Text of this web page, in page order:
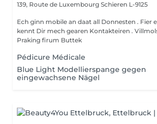
139, Route de Luxembourg Schieren L-9125
Ech ginn mobile an daat all Donnesten . Fier
kennt Dir mech gearen Kontakteiren . Villmols Merci Gratis
Praking firum Buttek
Pédicure Médicale
Blue Light Modellierspange gegen
eingewachsene Nägel